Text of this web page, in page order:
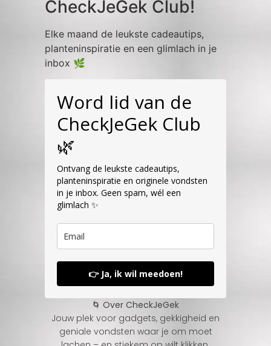
CheckJeGek Club!
Elke maand de leukste cadeautips,
planteninspiratie en een glimlach in je
inbox 🌿
Word lid van de
CheckJeGek Club
🌿
Ontvang de leukste cadeautips,
planteninspiratie en originele vondsten
in je inbox. Geen spam, wél een
glimlach ✨
👉 Ja, ik wil meedoen!
🌀 Over CheckJeGek
Jouw plek voor gadgets, gekkigheid en
geniale vondsten waar je om moet